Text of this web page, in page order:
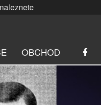
ZDE. | SRPNOVÁ
OBCHOD